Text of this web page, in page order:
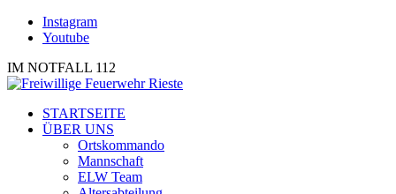
Instagram
Youtube
IM NOTFALL 112
STARTSEITE
ÜBER UNS
Ortskommando
Mannschaft
ELW Team